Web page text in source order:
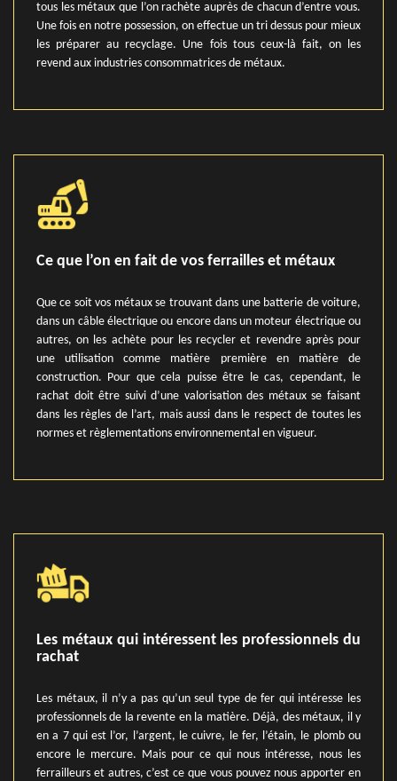
tous les métaux que l’on rachète auprès de chacun d’entre vous.
Une fois en notre possession, on effectue un tri dessus pour mieux
les préparer au recyclage. Une fois tous ceux-là fait, on les
revend aux industries consommatrices de métaux.
Ce que l’on en fait de vos ferrailles et métaux
Que ce soit vos métaux se trouvant dans une batterie de voiture,
dans un câble électrique ou encore dans un moteur électrique ou
autres, on les achète pour les recycler et revendre après pour
une utilisation comme matière première en matière de
construction. Pour que cela puisse être le cas, cependant, le
rachat doit être suivi d’une valorisation des métaux se faisant
dans les règles de l’art, mais aussi dans le respect de toutes les
normes et règlementations environnemental en vigueur.
Les métaux qui intéressent les professionnels du
rachat
Les métaux, il n’y a pas qu’un seul type de fer qui intéresse les
professionnels de la revente en la matière. Déjà, des métaux, il y
en a 7 qui est l’or, l’argent, le cuivre, le fer, l’étain, le plomb ou
encore le mercure. Mais pour ce qui nous intéresse, nous les
ferrailleurs et autres, c’est ce que vous pouvez nous apporter en